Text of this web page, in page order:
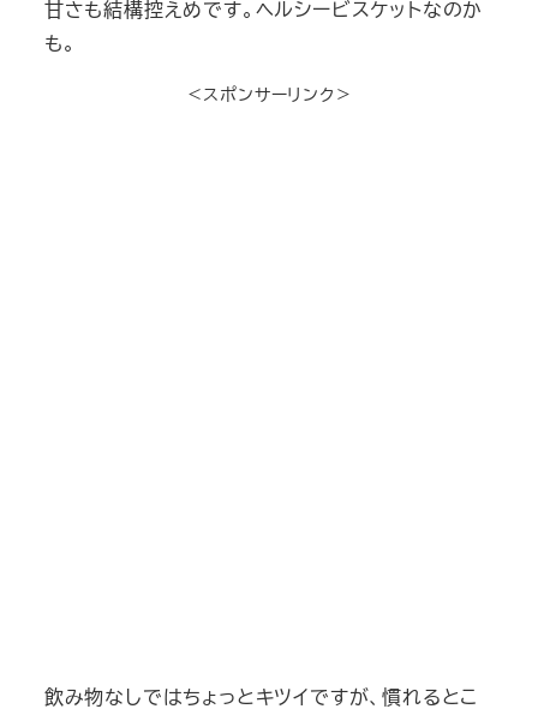
甘さも結構控えめです。ヘルシービスケットなのか
も。
＜スポンサーリンク＞
飲み物なしではちょっとキツイですが、慣れるとこ